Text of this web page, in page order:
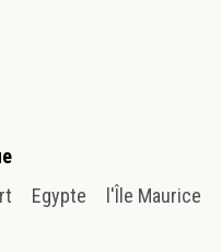
Egypte l'Île Maurice